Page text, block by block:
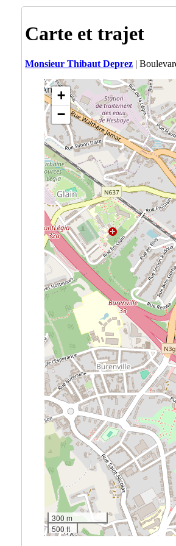
Carte et trajet
Monsieur Thibaut Deprez |
+
−
300 m
500 ft